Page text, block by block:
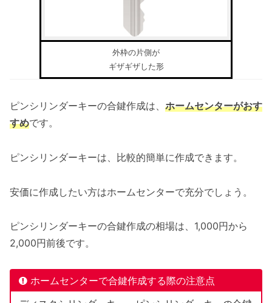
外枠の片側が
ギザギザした形
ピンシリンダーキーの合鍵作成は、 ホームセンターがおす
すめです。
ピンシリンダーキーは、比較的簡単に作成できます。
安価に作成したい方はホームセンターで充分でしょう。
ピンシリンダーキーの合鍵作成の相場は、1,000円から
2,000円前後です。
ホームセンターで合鍵作成する際の注意点